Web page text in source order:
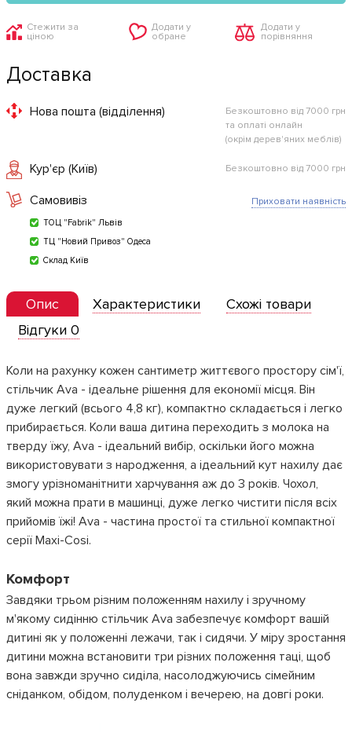
Стежити за
ціною
Додати у
обране
Додати у
порівняння
Доставка
Нова пошта (відділення)
Безкоштовно від 7000 грн
та оплаті онлайн
(окрім дерев'яних меблів)
Кур'єр (Київ) Безкоштовно від 7000 грн
Самовивіз
ТОЦ "Fabrik" Львів
ТЦ "Новий Привоз" Одеса
Склад Київ
Приховати наявність
Опис Характеристики
Схожі товари
Відгуки 0
Коли на рахунку кожен сантиметр життєвого простору сім'ї,
стільчик Ava - ідеальне рішення для економії місця. Він
дуже легкий (всього 4,8 кг), компактно складається і легко
прибирається. Коли ваша дитина переходить з молока на
тверду їжу, Ava - ідеальний вибір, оскільки його можна
використовувати з народження, а ідеальний кут нахилу дає
змогу урізноманітнити харчування аж до 3 років. Чохол,
який можна прати в машинці, дуже легко чистити після всіх
прийомів їжі! Ava - частина простої та стильної компактної
серії Maxi-Cosi.
Комфорт
Завдяки трьом різним положенням нахилу і зручному
м'якому сидінню стільчик Ava забезпечує комфорт вашій
дитині як у положенні лежачи, так і сидячи. У міру зростання
дитини можна встановити три різних положення таці, щоб
вона завжди зручно сиділа, насолоджуючись сімейним
сніданком, обідом, полуденком і вечерею, на довгі роки.